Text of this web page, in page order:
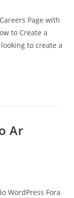
Page with
to Create a
to create a
Ar
WordPress Fora